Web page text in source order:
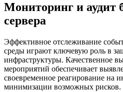
Мониторинг и аудит
сервера
Эффективное отслеживание
среды играют ключевую роль в
инфраструктуры. Качественное
мероприятий обеспечивает
своевременное реагирование на
минимизации возможных рисков.